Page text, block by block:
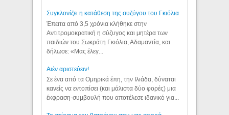
Συγκλονίζει η κατάθεση της συζύγου του Γκιόλια
Έπειτα από 3,5 χρόνια κλήθηκε στην
Αντιτρομοκρατική η σύζυγος και μητέρα των
παιδιών του Σωκράτη Γκιόλια, Αδαμαντία, και
δήλωσε: «Μας έλεγ...
Aιέν αριστεύειν!
Σε ένα από τα Ομηρικά έπη, την Ιλιάδα, δύναται
κανείς να εντοπίσει (και μάλιστα δύο φορές) μια
έκφραση-συμβουλή που αποτέλεσε ιδανικό για...